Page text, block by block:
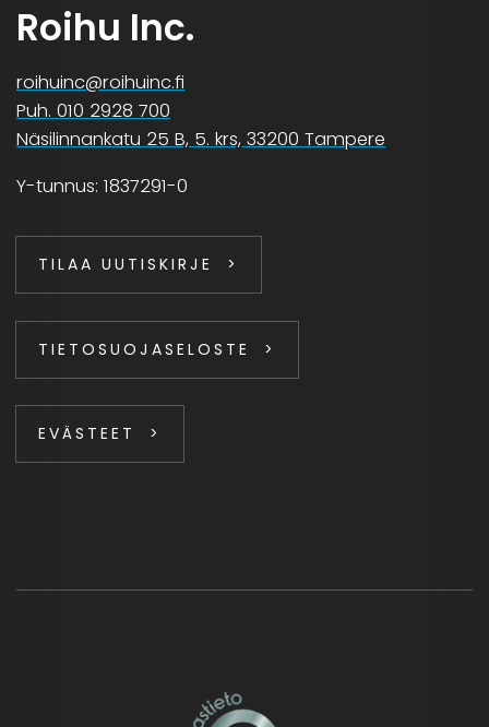
Roihu Inc.
roihuinc@roihuinc.fi
Puh. 010 2928 700
Näsilinnankatu 25 B, 5. krs, 33200 Tampere
Y-tunnus: 1837291-0
TILAA UUTISKIRJE
TIETOSUOJASELOSTE
EVÄSTEET